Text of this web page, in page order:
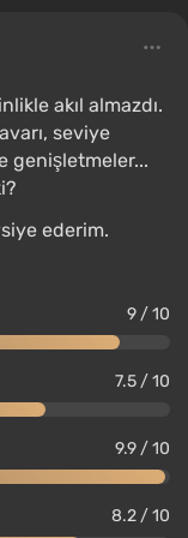
akıl almazdı.
seviye
genişletmeler...
ederim.
9 / 10
7.5 / 10
9.9 / 10
8.2 / 10